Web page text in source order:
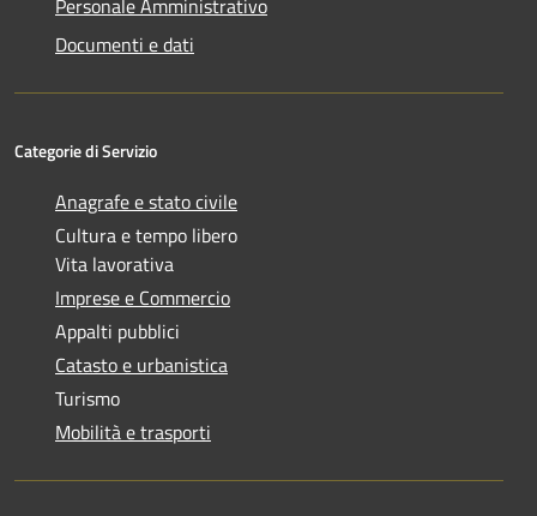
Personale Amministrativo
Documenti e dati
Categorie di Servizio
Anagrafe e stato civile
Cultura e tempo libero
Vita lavorativa
Imprese e Commercio
Appalti pubblici
Catasto e urbanistica
Turismo
Mobilità e trasporti